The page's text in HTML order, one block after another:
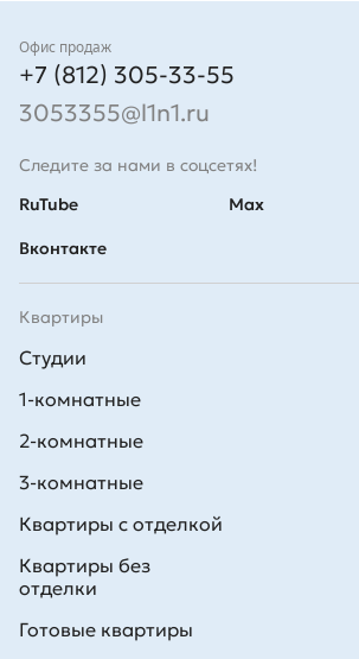
Контакты
Офис продаж
+7 (812) 305-33-55
3053355@l1n1.ru
Следите за нами в соцсетях!
RuTube
Вконтакте
Max
Квартиры
Студии
1-комнатные
2-комнатные
3-комнатные
Квартиры с отделкой
Квартиры без
отделки
Готовые квартиры